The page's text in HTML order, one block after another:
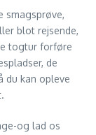
blot rejsende,
togtur forføre
de
du kan opleve
og lad os